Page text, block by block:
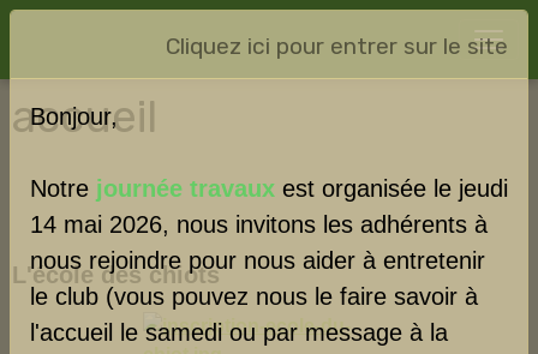
accueil
L'école des chiots
Cliquez ici pour entrer sur le site
Bonjour,
Notre journée travaux est organisée le jeudi
14 mai 2026, nous invitons les adhérents à
nous rejoindre pour nous aider à entretenir
le club (vous pouvez nous le faire savoir à
l'accueil le samedi ou par message à la